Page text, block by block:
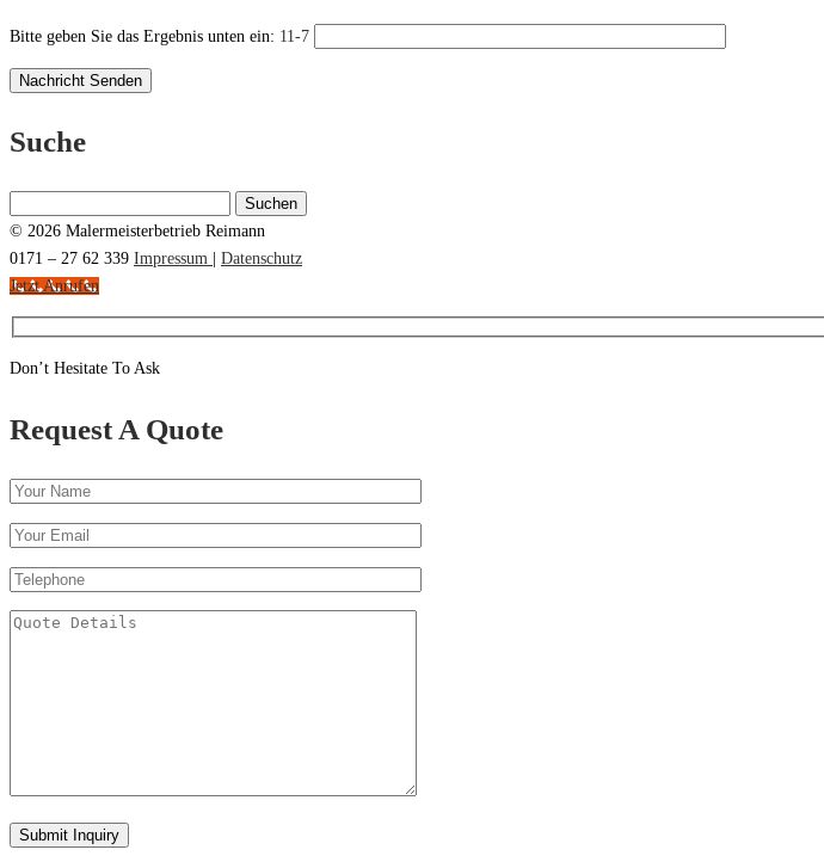
Bitte geben Sie das Ergebnis unten ein: 11-7
Suche
nach:
© 2026 Malermeisterbetrieb Reimann
0171 – 27 62 339 Impressum
Datenschutz
Jetzt Anrufen
Don’t Hesitate To Ask
Request A Quote